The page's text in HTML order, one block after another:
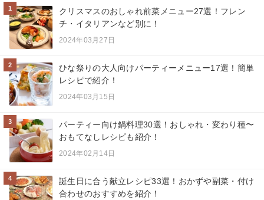
1
クリスマスのおしゃれ前菜メニュー27選！フレン
チ・イタリアンなど別に！
2024年03月27日
2
ひな祭りの大人向けパーティーメニュー17選！簡単
レシピで紹介！
2024年03月15日
3
パーティー向け鍋料理30選！おしゃれ・変わり種〜
おもてなしレシピも紹介！
2024年02月14日
4
誕生日に合う献立レシピ33選！おかずや副菜・付け
合わせのおすすめを紹介！